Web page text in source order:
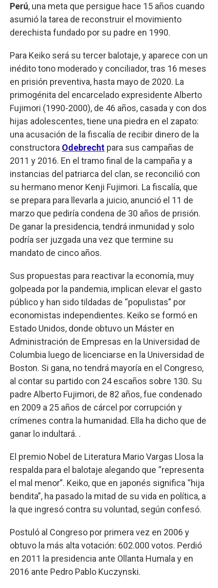
Perú, una meta que persigue hace 15 años cuando
asumió la tarea de reconstruir el movimiento
derechista fundado por su padre en 1990.
Para Keiko será su tercer balotaje, y aparece con un
inédito tono moderado y conciliador, tras 16 meses
en prisión preventiva, hasta mayo de 2020. La
primogénita del encarcelado expresidente Alberto
Fujimori (1990-2000), de 46 años, casada y con dos
hijas adolescentes, tiene una piedra en el zapato:
una acusación de la fiscalía de recibir dinero de la
constructora Odebrecht para sus campañas de
2011 y 2016. En el tramo final de la campaña y a
instancias del patriarca del clan, se reconcilió con
su hermano menor Kenji Fujimori. La fiscalía, que
se prepara para llevarla a juicio, anunció el 11 de
marzo que pediría condena de 30 años de prisión.
De ganar la presidencia, tendrá inmunidad y solo
podría ser juzgada una vez que termine su
mandato de cinco años.
Sus propuestas para reactivar la economía, muy
golpeada por la pandemia, implican elevar el gasto
público y han sido tildadas de “populistas” por
economistas independientes. Keiko se formó en
Estado Unidos, donde obtuvo un Máster en
Administración de Empresas en la Universidad de
Columbia luego de licenciarse en la Universidad de
Boston. Si gana, no tendrá mayoría en el Congreso,
al contar su partido con 24 escaños sobre 130. Su
padre Alberto Fujimori, de 82 años, fue condenado
en 2009 a 25 años de cárcel por corrupción y
crímenes contra la humanidad. Ella ha dicho que de
ganar lo indultará. .
El premio Nobel de Literatura Mario Vargas Llosa la
respalda para el balotaje alegando que “representa
el mal menor”. Keiko, que en japonés significa “hija
bendita”, ha pasado la mitad de su vida en política, a
la que ingresó contra su voluntad, según confesó.
Postuló al Congreso por primera vez en 2006 y
obtuvo la más alta votación: 602.000 votos. Perdió
en 2011 la presidencia ante Ollanta Humala y en
2016 ante Pedro Pablo Kuczynski.